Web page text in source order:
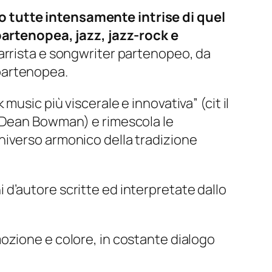
tutte intensamente intrise di quel
jazz, jazz-rock e
e songwriter partenopeo, da
music più viscerale e innovativa” (cit il
Bowman) e rimescola le
armonico della tradizione
scritte ed interpretate dallo
e colore, in costante dialogo